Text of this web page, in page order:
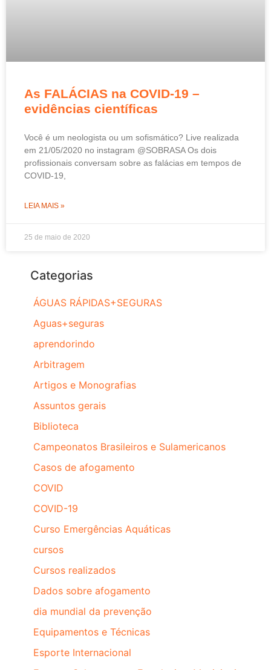
As FALÁCIAS na COVID-19 –
evidências científicas
Você é um neologista ou um sofismático? Live realizada
em 21/05/2020 no instagram @SOBRASA Os dois
profissionais conversam sobre as falácias em tempos de
COVID-19,
LEIA MAIS »
25 de maio de 2020
Categorias
ÁGUAS RÁPIDAS+SEGURAS
Aguas+seguras
aprendorindo
Arbitragem
Artigos e Monografias
Assuntos gerais
Biblioteca
Campeonatos Brasileiros e Sulamericanos
Casos de afogamento
COVID
COVID-19
Curso Emergências Aquáticas
cursos
Cursos realizados
Dados sobre afogamento
dia mundial da prevenção
Equipamentos e Técnicas
Esporte Internacional